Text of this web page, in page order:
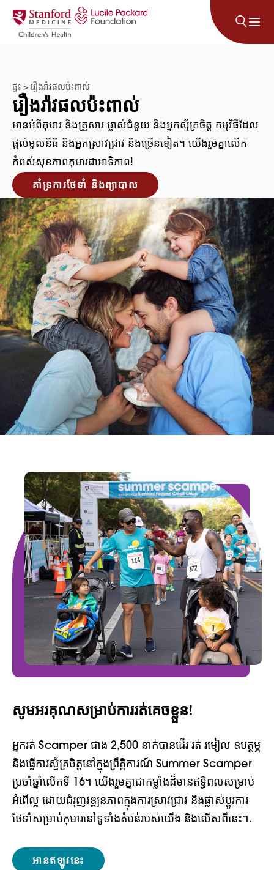
រំលងទៅមាតិកា
ផ្ទះ > រឿងរ៉ាវផលប៉ះពាល់
រឿងរ៉ាវផលប៉ះពាល់
អានអំពីកុមារ និងគ្រួសារ ម្ចាស់ជំនួយ និងអ្នកស្ម័គ្រចិត្ត កម្មវិធីដែល
ផ្តល់មូលនិធិ និងអ្នកស្រាវជ្រាវ និងច្រើនទៀត។ យើងរួមគ្នាលើក
កំពស់សុខភាពកុមារជាអាទិភាព!
គាំទ្រការថែទាំ និងព្យាបាល
សូមអរគុណសម្រាប់ការរត់គេចខ្លួន!
អ្នករត់ Scamper ជាង 2,500 នាក់បានដើរ រត់ រមៀល ឧបត្ថម្ភ
និងធ្វើការស្ម័គ្រចិត្តនៅក្នុងព្រឹត្តិការណ៍ Summer Scamper
ប្រចាំឆ្នាំលើកទី 16។ យើងរួមគ្នាជាកម្លាំងដ៏មានឥទ្ធិពលសម្រាប់
អំពើល្អ ដោយជំរុញវឌ្ឍនភាពក្នុងការស្រាវជ្រាវ និងផ្លាស់ប្តូរការ
ថែទាំសម្រាប់កុមារនៅទូទាំងតំបន់របស់យើង និងលើសពីនេះ។.
អានឥឡូវនេះ